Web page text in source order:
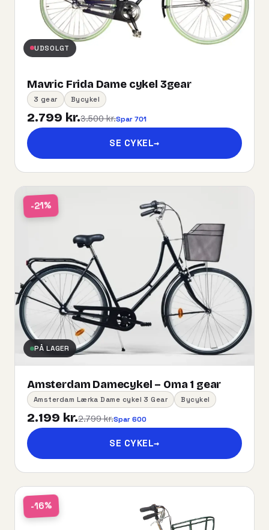
UDSOLGT
Mavric Frida Dame cykel 3gear
3 gear Bycykel
2.799 kr.3.500 kr.Spar 701
SE CYKEL→
-21%
PÅ LAGER
Amsterdam Damecykel – Oma 1 gear
Amsterdam Lærka Dame cykel 3 Gear Bycykel
2.199 kr.2.799 kr.Spar 600
SE CYKEL→
-16%